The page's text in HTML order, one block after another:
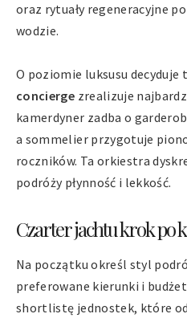
oraz rytuały regeneracyjne
wodzie.
O poziomie luksusu decyduje
concierge zrealizuje
kamerdyner zadba o
a sommelier przygotuje
roczników. Ta orkiestra
podróży płynność i lekkość.
Czarter jachtu krok po
Na początku określ styl
preferowane kierunki i
shortlistę jednostek, które